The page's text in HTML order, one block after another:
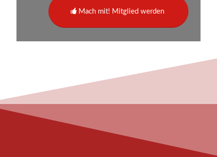
Mach mit! Mitglied werden